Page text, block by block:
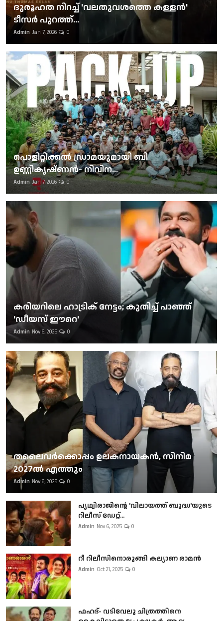
ദുരൂഹത നിറച്ച് 'വലതുവശത്തെ കള്ളന്‍'
ടീസര്‍ പുറത്ത്...
Admin Jan 7, 2026 0
പൊളിറ്റിക്കല്‍ ഡ്രാമയുമായി ബി
ഉണ്ണികൃഷ്ണന്‍- നിവിന...
Admin Jan 7, 2026 0
കരിയറിലെ ഹാട്രിക് നേട്ടം; കുതിച്ച് പാഞ്ഞ്
'ഡീയസ് ഈറെ'
Admin Nov 6, 2025 0
തലൈവര്‍ക്കൊപ്പം ഉലകനായകന്‍, സിനിമ
2027ല്‍ എത്തും
Admin Nov 6, 2025 0
പൃഥ്വിരാജിന്റെ 'വിലായത്ത് ബുദ്ധ'യുടെ
റിലീസ് ഡേറ്റ്...
Admin Nov 6, 2025 0
റീ റിലീസിനൊരുങ്ങി കല്യാണ രാമൻ
Admin Oct 21, 2025 0
ഫഹദ്- വടിവേലു ചിത്രത്തിനെ